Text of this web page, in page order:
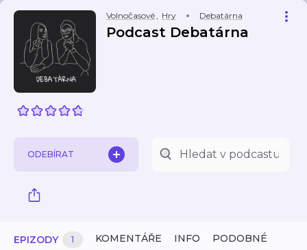
Volnočasové, Hry Debatárna
Podcast Debatárna
ODEBÍRAT
EPIZODY 1 KOMENTÁŘE INFO PODOBNÉ